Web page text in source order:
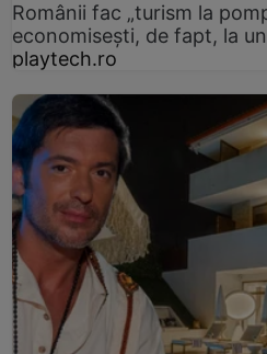
Românii fac „turism la
economisești, de fapt, la
playtech.ro